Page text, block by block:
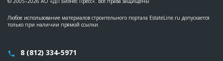
Любое использование материалов строительного портала EstateLine.ru допускается
только при наличии прямой ссылки.
8 (812) 334-5971